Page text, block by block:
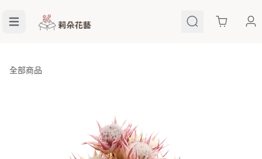
Cart
全部商品